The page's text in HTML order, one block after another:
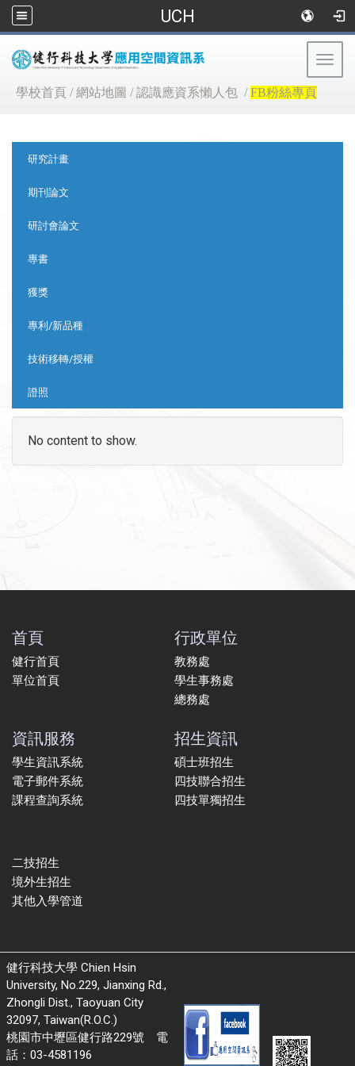
UCH
學校首頁 /網站地圖 /認識應資系懶人包 /FB粉絲專頁
研究計畫
期刊論文
研討會論文
專書
獲獎
專利/新品種
技術移轉/授權
證照
No content to show.
首頁
健行首頁
單位首頁
行政單位
教務處
學生事務處
總務處
資訊服務
學生資訊系統
電子郵件系統
課程查詢系統
招生資訊
碩士班招生
四技聯合招生
四技單獨招生
二技招生
境外生招生
其他入學管道
健行科技大學 Chien Hsin
University, No.229, Jianxing Rd.,
Zhongli Dist., Taoyuan City
32097, Taiwan(R.O.C.)
桃園市中壢區健行路229號 電
話：03-4581196